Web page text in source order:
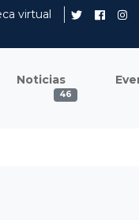
virtual
Noticias
46